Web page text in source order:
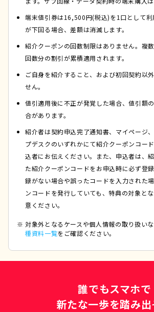
端末値引券は16,500円(税込)を1口として利
が下回る場合、差額は消滅します。
紹介クーポンの回数制限はありません。複
回数分の割引が累積適用されます。
ご自身を紹介すること、および初回契約以
せん。
値引適用後に不正が発覚した場合、値引額
合があります。
紹介者は契約申込完了通知書、マイページ
プデスクのいずれかにて紹介クーポンコー
込者にお伝えください。また、申込者は、
た紹介クーポンコードをお申込時に必ず登
録がない場合や誤ったコードを入力された
ンコードを発行していても、特典の対象と
意ください。
対象外となるケースや個人情報の取り扱い
種資料一覧をご確認ください。
誰でもスマホで
新たな一歩を踏み出